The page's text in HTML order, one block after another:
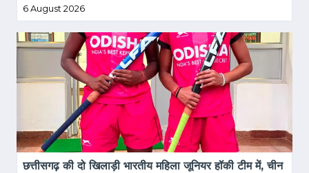
6 August 2026
छत्तीसगढ़ की दो खिलाड़ी भारतीय महिला जूनियर हॉकी टीम में, चीन